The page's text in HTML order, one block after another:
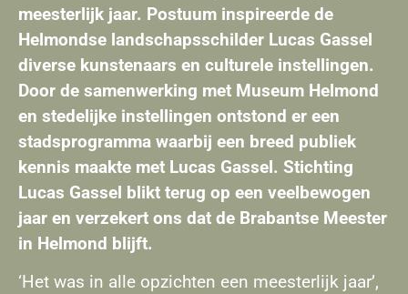
meesterlijk jaar. Postuum inspireerde de
Helmondse landschapsschilder Lucas Gassel
diverse kunstenaars en culturele instellingen.
Door de samenwerking met Museum Helmond
en stedelijke instellingen ontstond er een
stadsprogramma waarbij een breed publiek
kennis maakte met Lucas Gassel. Stichting
Lucas Gassel blikt terug op een veelbewogen
jaar en verzekert ons dat de Brabantse Meester
in Helmond blijft.
‘Het was in alle opzichten een meesterlijk jaar’,